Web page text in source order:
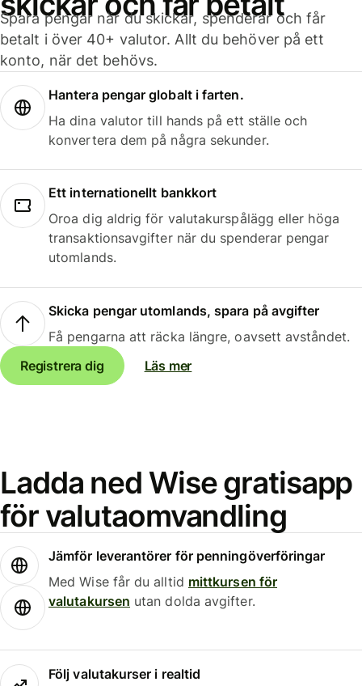
Spara pengar när du skickar, spenderar och får
betalt i över 40+ valutor. Allt du behöver på ett
konto, när det behövs.
Hantera pengar globalt i farten.
Ha dina valutor till hands på ett ställe och
konvertera dem på några sekunder.
Ett internationellt bankkort
Oroa dig aldrig för valutakurspålägg eller höga
transaktionsavgifter när du spenderar pengar
utomlands.
Skicka pengar utomlands, spara på avgifter
Få pengarna att räcka längre, oavsett avståndet.
Registrera dig
Läs mer
Ladda ned Wise gratisapp
för valutaomvandling
Jämför leverantörer för penningöverföringar
Med Wise får du alltid mittkursen för
valutakursen utan dolda avgifter.
Följ valutakurser i realtid